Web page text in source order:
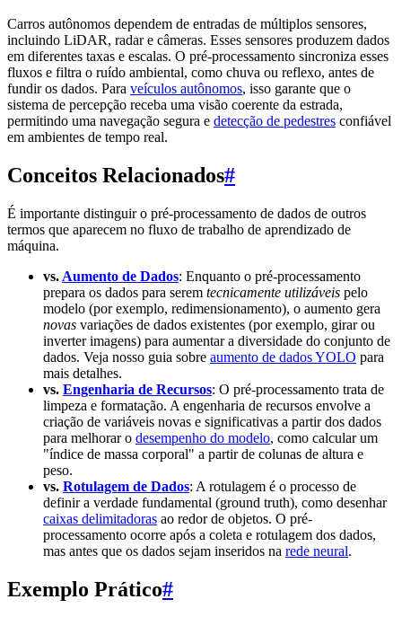
Carros autônomos dependem de entradas de múltiplos sensores,
incluindo LiDAR, radar e câmeras. Esses sensores produzem dados
em diferentes taxas e escalas. O pré-processamento sincroniza esses
fluxos e filtra o ruído ambiental, como chuva ou reflexo, antes de
fundir os dados. Para veículos autônomos, isso garante que o
sistema de percepção receba uma visão coerente da estrada,
permitindo uma navegação segura e detecção de pedestres confiável
em ambientes de tempo real.
Conceitos Relacionados#
É importante distinguir o pré-processamento de dados de outros
termos que aparecem no fluxo de trabalho de aprendizado de
máquina.
vs. Aumento de Dados: Enquanto o pré-processamento
prepara os dados para serem tecnicamente utilizáveis pelo
modelo (por exemplo, redimensionamento), o aumento gera
novas variações de dados existentes (por exemplo, girar ou
inverter imagens) para aumentar a diversidade do conjunto de
dados. Veja nosso guia sobre aumento de dados YOLO para
mais detalhes.
vs. Engenharia de Recursos: O pré-processamento trata de
limpeza e formatação. A engenharia de recursos envolve a
criação de variáveis novas e significativas a partir dos dados
para melhorar o desempenho do modelo, como calcular um
"índice de massa corporal" a partir de colunas de altura e
peso.
vs. Rotulagem de Dados: A rotulagem é o processo de
definir a verdade fundamental (ground truth), como desenhar
caixas delimitadoras ao redor de objetos. O pré-
processamento ocorre após a coleta e rotulagem dos dados,
mas antes que os dados sejam inseridos na rede neural.
Exemplo Prático#